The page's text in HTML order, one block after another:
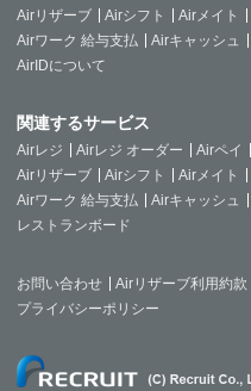
Airリザーブ
Airシフト Airメイト
Airワーク 給与支払
Airキャッシュ
AirIDについて
関連するサービス
Airレジ Airレジ オーダー Airペイ
Airリザーブ
Airシフト Airメイト
Airワーク 給与支払
Airキャッシュ
レストランボード
お問い合わせ Airリザーブ利用約款
プライバシーポリシー